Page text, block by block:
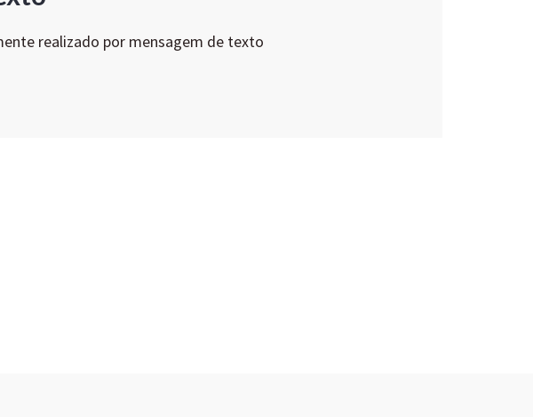
realizado por mensagem de texto